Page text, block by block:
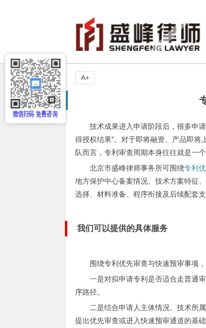
技术成果进入申请阶段后，很多申
得授权结果”。对于即将融资、产品即
队而言，专利审查周期本身往往就是一个
北京市盛峰律师事务所可围绕专利
地方保护中心备案情况、技术方案特征
选择、材料准备、程序衔接及后续配套
我们可以提供的具体服务
围绕专利优先审查与快速预审事项
一是对拟申请专利是否适合走普通
序路径。
二是结合申请人主体情况、技术所
提出优先审查或进入快速预审通道的基础
A+